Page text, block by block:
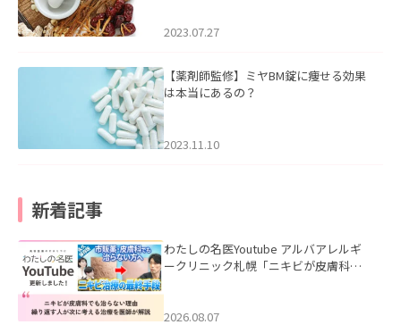
2023.07.27
【薬剤師監修】ミヤBM錠に痩せる効果
は本当にあるの？
2023.11.10
新着記事
わたしの名医Youtube アルバアレルギ
ークリニック札幌「ニキビが皮膚科で
ました。
2026.08.07